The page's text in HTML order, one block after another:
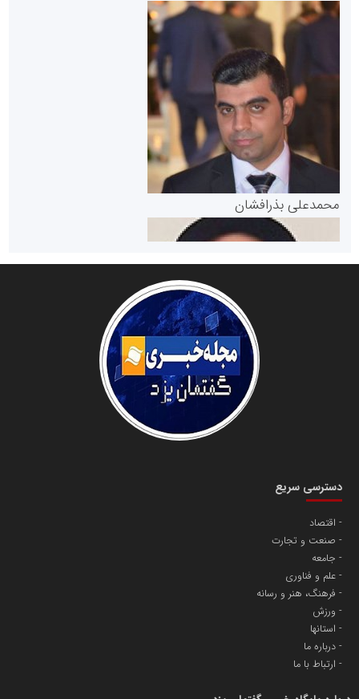
پایگاه خبری گفتمان یزد
دانشگاه سئوی ایران
پایگاه اطلاع رسانی اعتلای نهادهای مردمی
سازمان بورس و اوراق بهادار
مرجع اخبار موثق در بازارسرمایه
سازمان صنعت،معدن و تجارت
آهن و فولاد غدیر ایرانیان
تامین آهن اسفنجی تولیدکنندگان فولاد در کشور
محمدعلی بذرافشان
مریم حاج نوروز نظری
مسعودصادقی
دسترسی سریع
اقتصاد
صنعت و تجارت
جامعه
علم و فناوری
فرهنگ، هنر و رسانه
ورزش
استانها
درباره ما
ارتباط با ما